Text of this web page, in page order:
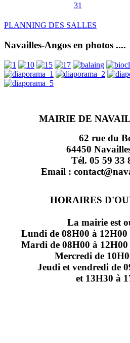
31
PLANNING DES SALLES
Navailles-Angos en photos ....
MAIRIE DE
62 rue du
64450
Tél. 05 59 33
Email :
HORAIRES
La mairie est
Lundi de 08H00 à 12H00
Mardi de 08H00 à 12H00
Mercredi de
Jeudi et vendredi de
et 13H30 à